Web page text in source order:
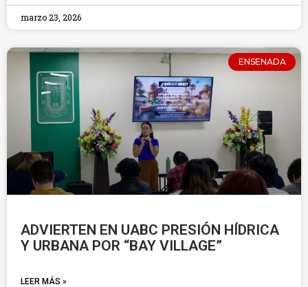
marzo 23, 2026
ENSENADA
ADVIERTEN EN UABC PRESIÓN HÍDRICA
Y URBANA POR “BAY VILLAGE”
LEER MÁS »